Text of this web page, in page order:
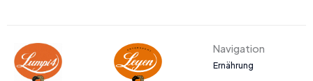
Navigation
Ernährung